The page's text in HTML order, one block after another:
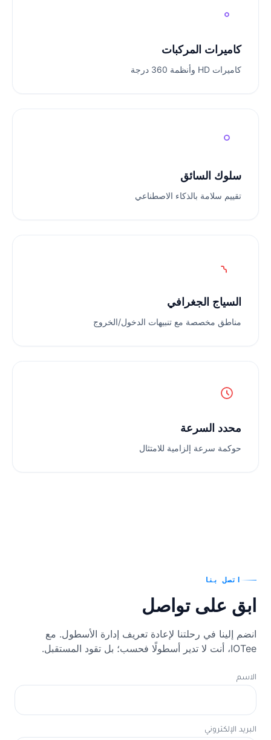
كاميرات المركبات
كاميرات HD وأنظمة 360 درجة
سلوك السائق
تقييم سلامة بالذكاء الاصطناعي
السياج الجغرافي
مناطق مخصصة مع تنبيهات الدخول/الخروج
محدد السرعة
حوكمة سرعة إلزامية للامتثال
اتصل بنا
ابق على تواصل
انضم إلينا في رحلتنا لإعادة تعريف إدارة الأسطول. مع
IOTee، أنت لا تدير أسطولًا فحسب؛ بل تقود المستقبل.
الاسم
البريد الإلكتروني